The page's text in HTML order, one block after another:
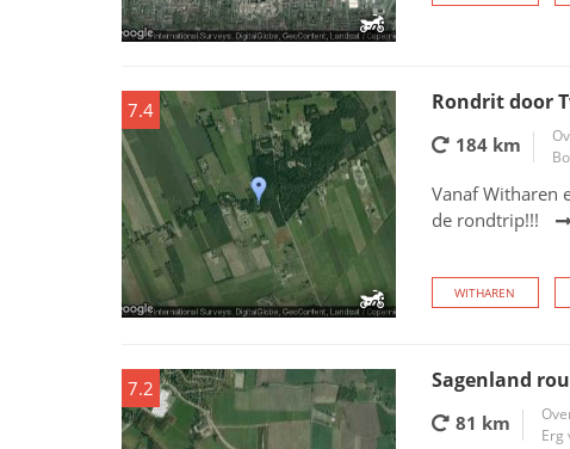
7.4 Rondrit door
184 km
Vanaf Witharen
de rondtrip!!!
WITHAREN
7.2 Sagenland
81 km
Erg